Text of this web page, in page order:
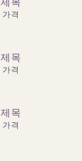
가격
제목
가격
제목
가격